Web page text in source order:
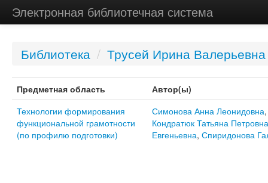
Электронная библиотечная система
Библиотека / Трусей Ирина Валерьевна
Предметная область
Автор(ы)
Технологии формирования
функциональной грамотности
(по профилю подготовки)
Симонова Анна Леонидовна
Кондратюк Татьяна Петровна
Евгеньевна, Спиридонова